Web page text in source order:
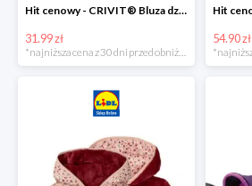
Hit cenowy - CRIVIT® Bluza dziewczęca z polaru
31.99 zł 54.90 zł